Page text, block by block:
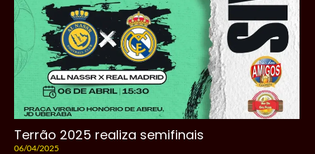
Terrão 2025 realiza semifinais
06/04/2025